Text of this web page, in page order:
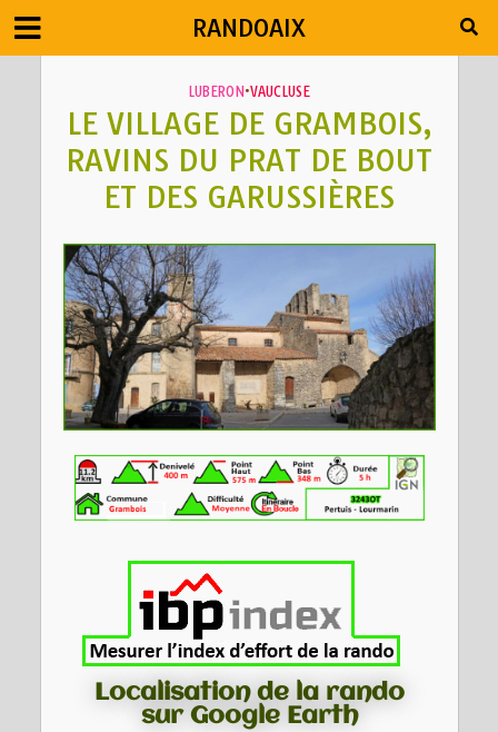
RANDOAIX
LUBERON •VAUCLUSE
LE VILLAGE DE GRAMBOIS,
RAVINS DU PRAT DE BOUT
ET DES GARUSSIÈRES
Localisation de la rando
sur Google Earth